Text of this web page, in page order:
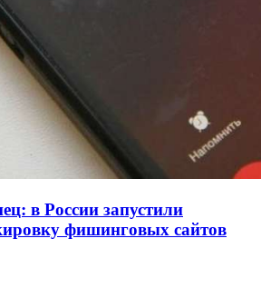
нарастили экспорт:
на 3,6 млн долларов
в России запустили
фишинговых сайтов